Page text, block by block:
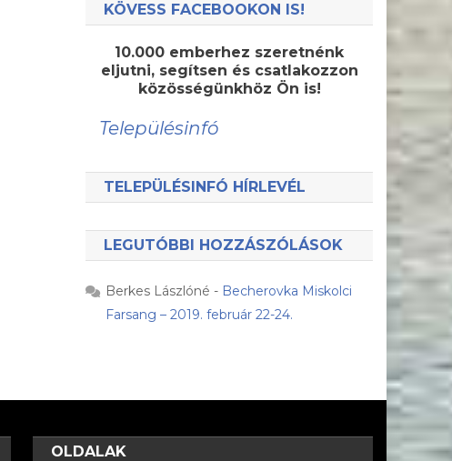
KÖVESS FACEBOOKON IS!
10.000 emberhez szeretnénk
eljutni, segítsen és csatlakozzon
közösségünkhöz Ön is!
Településinfó
TELEPÜLÉSINFÓ HÍRLEVÉL
LEGUTÓBBI HOZZÁSZÓLÁSOK
Berkes Lászlóné - Becherovka Miskolci
Farsang – 2019. február 22-24.
OLDALAK